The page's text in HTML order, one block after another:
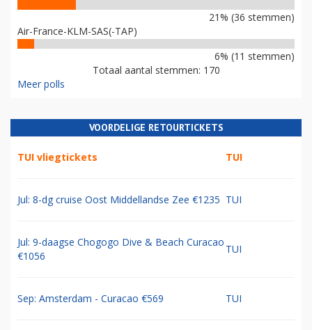
21% (36 stemmen)
Air-France-KLM-SAS(-TAP)
6% (11 stemmen)
Totaal aantal stemmen: 170
Meer polls
VOORDELIGE RETOURTICKETS
TUI vliegtickets TUI
Jul: 8-dg cruise Oost Middellandse Zee €1235 TUI
Jul: 9-daagse Chogogo Dive & Beach Curacao
€1056
TUI
Sep: Amsterdam - Curacao €569 TUI